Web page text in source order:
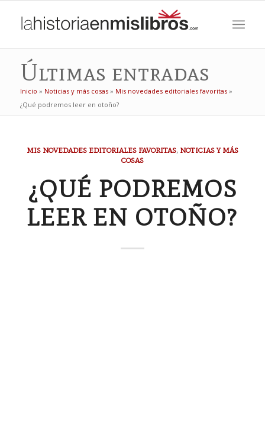
Últimas entradas
Inicio » Noticias y más cosas» Mis novedades editoriales favoritas»
¿Qué podremos leer en otoño?
MIS NOVEDADES EDITORIALES FAVORITAS, NOTICIAS Y MÁS
COSAS
¿QUÉ PODREMOS
LEER EN OTOÑO?